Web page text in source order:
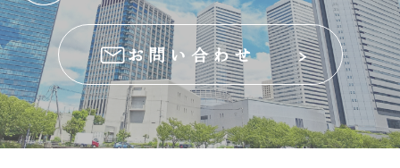
お問い合わせ